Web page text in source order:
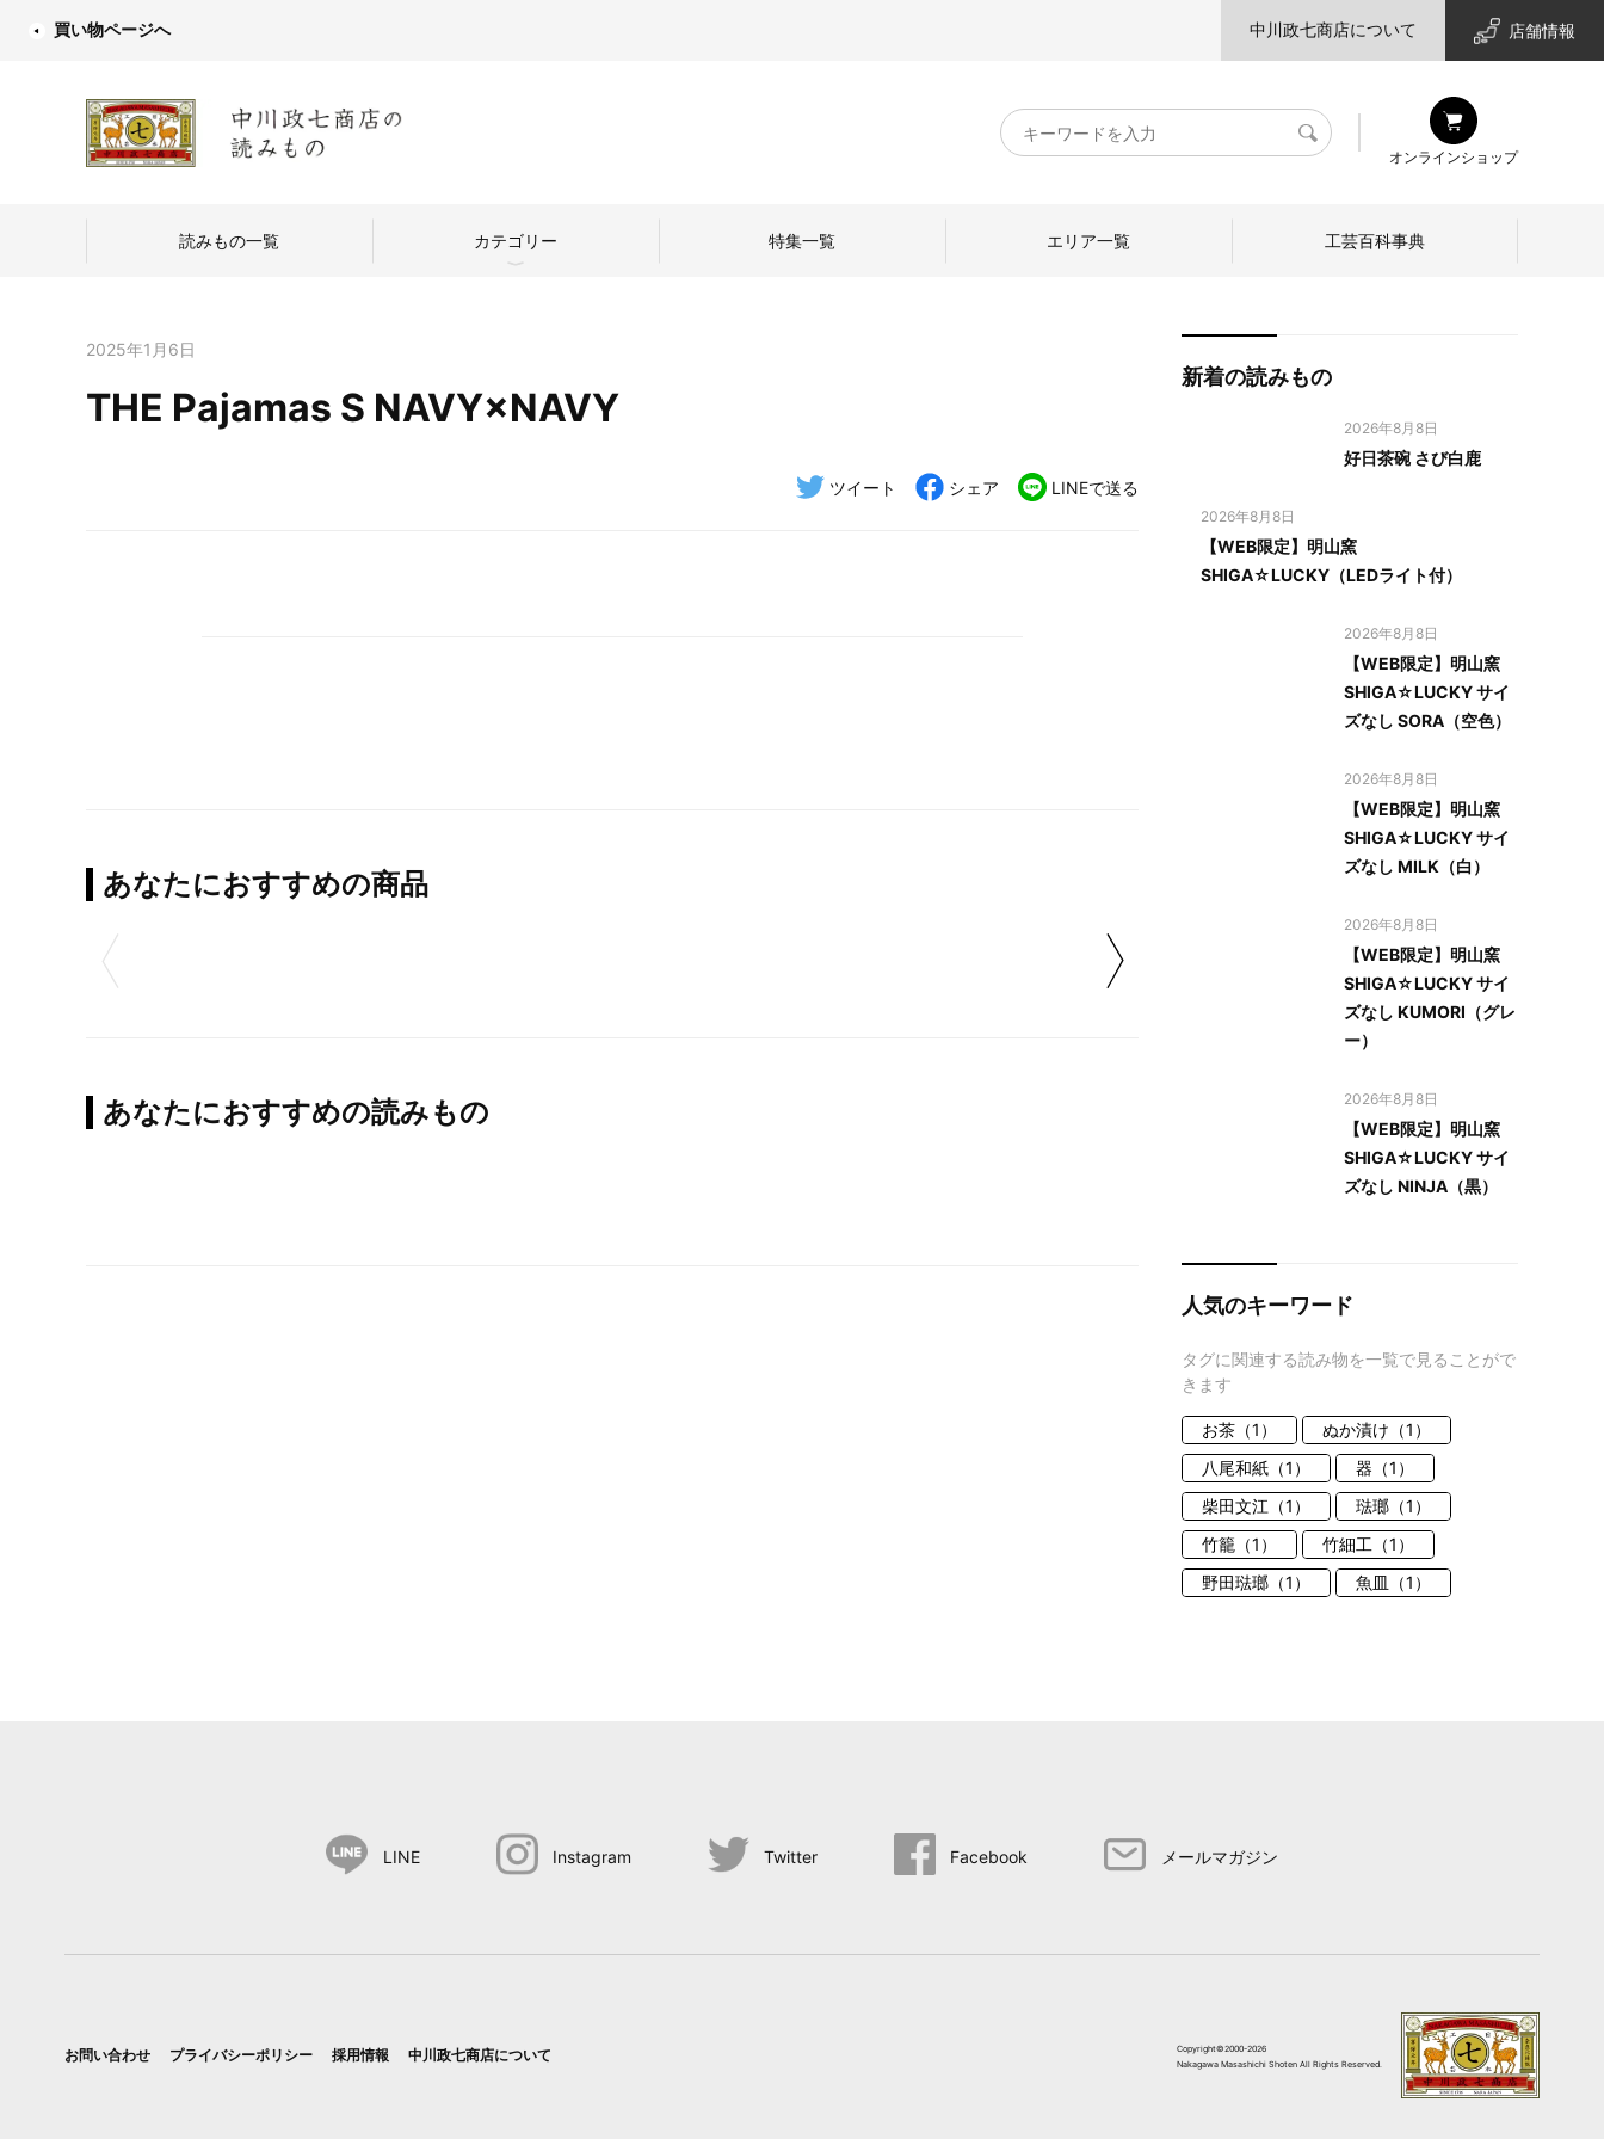
買い物ページへ 中川政七商店について 店舗情報
キ
ー
検
オンラインショップ
読みもの一覧 カテゴリー
中川政七商店のものづくり
特集一覧 エリア一覧 工芸百科事典
2025年1月6日
THE Pajamas S NAVY×NAVY
ツイート シェア LINEで送る
あなたにおすすめの商品
あなたにおすすめの読みもの
新着の読みもの
2026年8月8日
好日茶碗 さび白鹿
2026年8月8日
【WEB限定】明山窯
SHIGA☆LUCKY（LEDライト付）
2026年8月8日
【WEB限定】明山窯
SHIGA☆LUCKY サイ
ズなし SORA（空色）
2026年8月8日
【WEB限定】明山窯
SHIGA☆LUCKY サイ
ズなし MILK（白）
2026年8月8日
【WEB限定】明山窯
SHIGA☆LUCKY サイ
ズなし KUMORI（グレ
ー）
2026年8月8日
【WEB限定】明山窯
SHIGA☆LUCKY サイ
ズなし NINJA（黒）
人気のキーワード
タグに関連する読み物を一覧で見ることがで
きます
お茶（1）
ぬか漬け（1）
八尾和紙（1）
器（1）
柴田文江（1）
琺瑯（1）
竹籠（1）
竹細工（1）
野田琺瑯（1）
魚皿（1）
LINE Instagram Twitter Facebook メールマガジン
お問い合わせ プライバシーポリシー 採用情報 中川政七商店について
Copyright©2000-2026
Nakagawa Masashichi Shoten All Rights Reserved.